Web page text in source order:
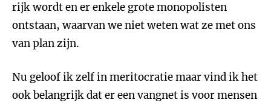
rijk wordt en er enkele grote monopolisten
ontstaan, waarvan we niet weten wat ze met ons
van plan zijn.
Nu geloof ik zelf in meritocratie maar vind ik het
ook belangrijk dat er een vangnet is voor mensen